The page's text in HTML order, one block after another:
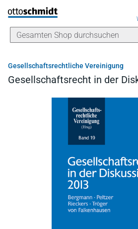
Direkt zum Inhalt
Gesellschaftsrechtliche Vereinigung
Gesellschaftsrecht in der